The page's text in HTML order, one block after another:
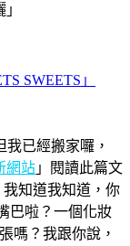
SWEETS」
我已經搬家囉，
網站 」閱讀此篇文
我知道我知道，你
巴啦？一個化妝
嗎？我跟你說，